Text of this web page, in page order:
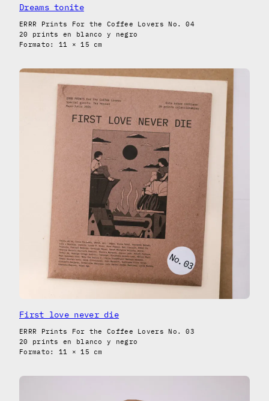
Dreams tonite
ERRR Prints For the Coffee Lovers No. 04
20 prints en blanco y negro
Formato: 11 × 15 cm
First love never die
ERRR Prints For the Coffee Lovers No. 03
20 prints en blanco y negro
Formato: 11 × 15 cm